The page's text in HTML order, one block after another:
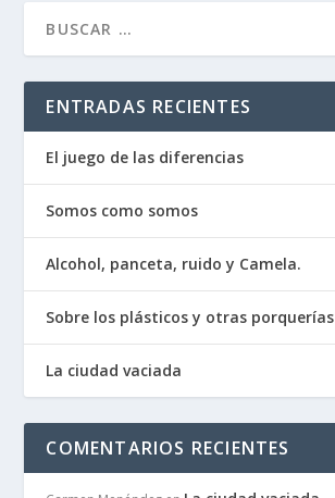
ENTRADAS RECIENTES
El juego de las diferencias
Somos como somos
Alcohol, panceta, ruido y Camela.
Sobre los plásticos y otras porquerías
La ciudad vaciada
COMENTARIOS RECIENTES